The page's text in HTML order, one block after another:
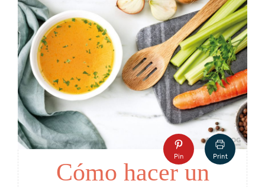
Pin Print
Cómo hacer un